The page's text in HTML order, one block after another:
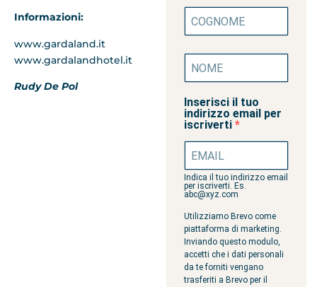
Informazioni:
www.gardaland.it
www.gardalandhotel.it
Rudy De Pol
Inserisci il tuo
indirizzo email per
iscriverti
Indica il tuo indirizzo email
per iscriverti. Es.
abc@xyz.com
Utilizziamo Brevo come
piattaforma di marketing.
Inviando questo modulo,
accetti che i dati personali
da te forniti vengano
trasferiti a Brevo per il